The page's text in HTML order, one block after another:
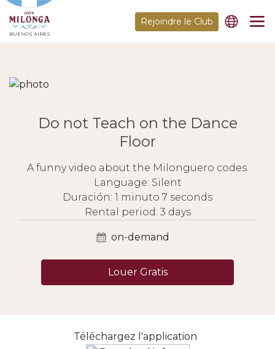
BUENOS AIRES
Rejoindre le Club
Do not Teach on the Dance
Floor
A funny video about the Milonguero codes.
Language: Silent
Duración: 1 minuto 7 seconds
Rental period: 3 days
on-demand
Louer Gratis
Téléchargez l'application